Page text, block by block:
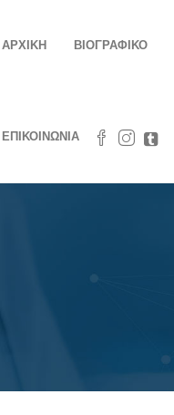
ΑΡΧΙΚΗ ΒΙΟΓΡΑΦΙΚΟ
ΕΠΙΚΟΙΝΩΝΙΑ